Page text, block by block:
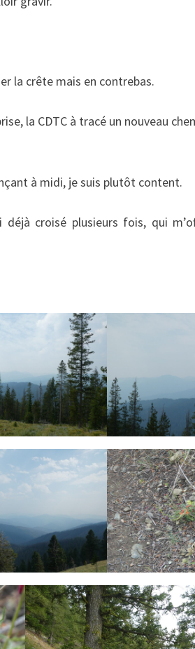
la crête mais en contrebas.
la CDTC à tracé un nouveau
à midi, je suis plutôt content.
déjà croisé plusieurs fois, qui